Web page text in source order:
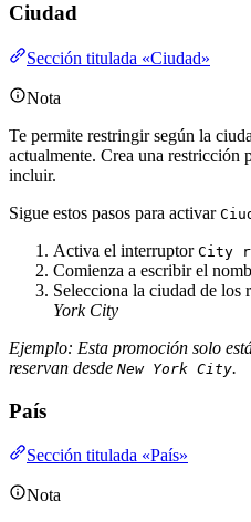
Ciudad
Sección titulada «Ciudad»
Nota
Te permite restringir según la
actualmente. Crea una restricción
incluir.
Sigue estos pasos para activar
Activa el interruptor City
Comienza a escribir el
Selecciona la ciudad de los
York City
Ejemplo: Esta promoción solo
reservan desde New York City.
País
Sección titulada «País»
Nota